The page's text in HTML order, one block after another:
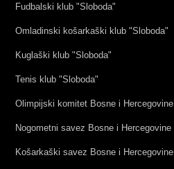
Fudbalski klub "Sloboda"
Omladinski košarkaški klub "Sloboda"
Kuglaški klub "Sloboda"
Tenis klub "Sloboda"
Olimpijski komitet Bosne i Hercegovine
Nogometni savez Bosne i Hercegovine
Košarkaški savez Bosne i Hercegovine